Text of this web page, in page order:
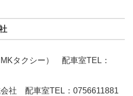
タクシー） 配車室TEL：
社 配車室TEL：0756611881